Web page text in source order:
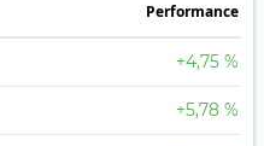
Perfor­mance
+4,75 %
+5,78 %